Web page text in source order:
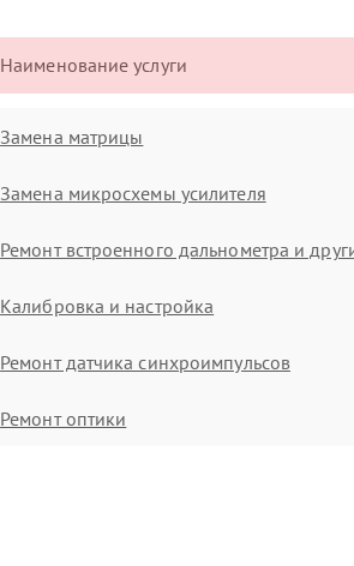
Наименование услуги
Замена матрицы
Замена микросхемы усилителя
Ремонт встроенного дальнометра и
Калибровка и настройка
Ремонт датчика синхроимпульсов
Ремонт оптики